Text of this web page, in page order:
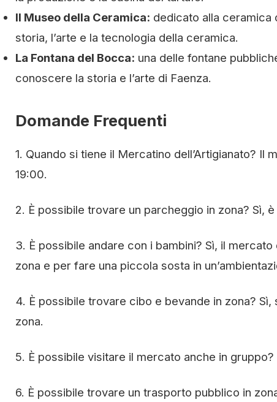
Il Museo della Ceramica: dedicato alla ceramica
storia, l’arte e la tecnologia della ceramica.
La Fontana del Bocca: una delle fontane
conoscere la storia e l’arte di Faenza.
Domande Frequenti
1. Quando si tiene il Mercatino dell’Artigianato?
19:00.
2. È possibile trovare un parcheggio in zona? Sì,
3. È possibile andare con i bambini? Sì, il
zona e per fare una piccola sosta in
4. È possibile trovare cibo e bevande in zona?
zona.
5. È possibile visitare il mercato anche in
6. È possibile trovare un trasporto pubblico in